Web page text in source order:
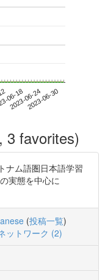
06-18
2023-06-242023-06-30
3 favorites)
ナム語圏日本語学習
実態を中心に
(投稿一覧)
ットワーク (2)